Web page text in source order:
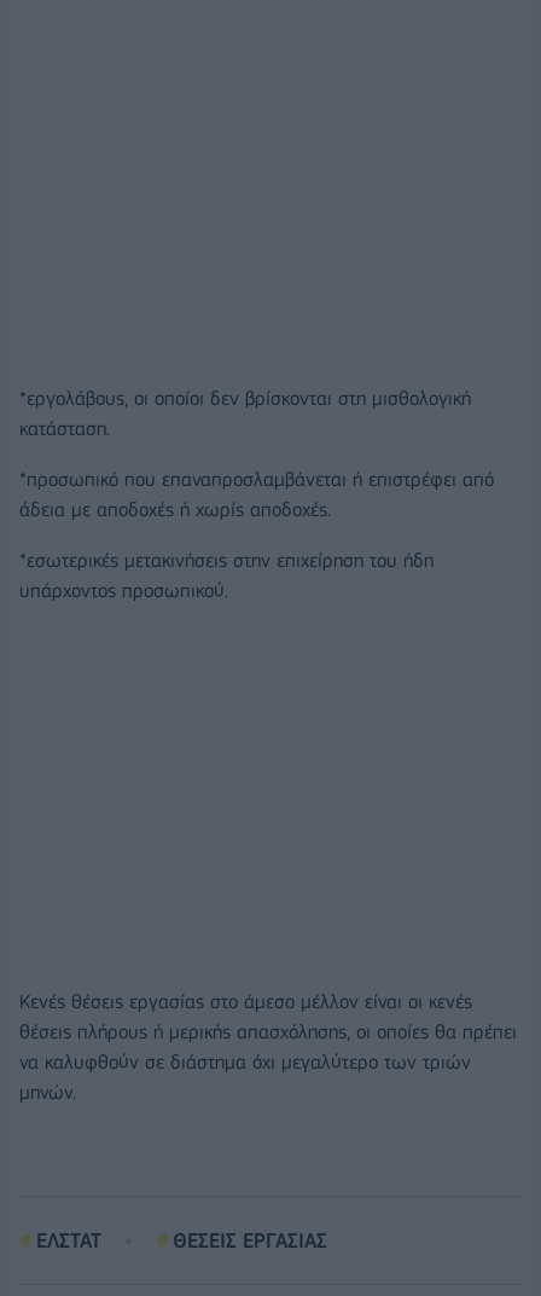
*εργολάβους, οι οποίοι δεν βρίσκονται στη μισθολογική
κατάσταση.
*προσωπικό που επαναπροσλαμβάνεται ή επιστρέφει από
άδεια με αποδοχές ή χωρίς αποδοχές.
*εσωτερικές μετακινήσεις στην επιχείρηση του ήδη
υπάρχοντος προσωπικού.
Κενές θέσεις εργασίας στο άμεσο μέλλον είναι οι κενές
θέσεις πλήρους ή μερικής απασχόλησης, οι οποίες θα πρέπει
να καλυφθούν σε διάστημα όχι μεγαλύτερο των τριών
μηνών.
ΕΛΣΤΑΤ ΘΕΣΕΙΣ ΕΡΓΑΣΙΑΣ